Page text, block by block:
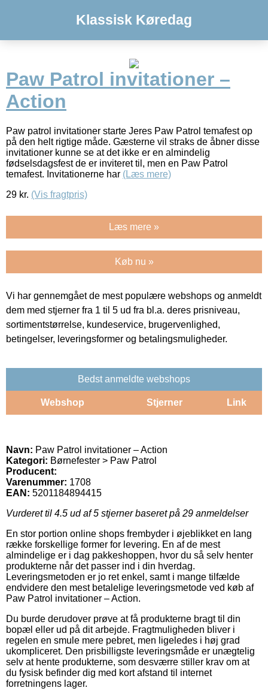
Klassisk Køredag
Paw Patrol invitationer –
Action
Paw patrol invitationer starte Jeres Paw Patrol temafest op
på den helt rigtige måde. Gæsterne vil straks de åbner disse
invitationer kunne se at det ikke er en almindelig
fødselsdagsfest de er inviteret til, men en Paw Patrol
temafest. Invitationerne har (Læs mere)
29 kr. (Vis fragtpris)
Læs mere »
Køb nu »
Vi har gennemgået de mest populære webshops og anmeldt
dem med stjerner fra 1 til 5 ud fra bl.a. deres prisniveau,
sortimentstørrelse, kundeservice, brugervenlighed,
betingelser, leveringsformer og betalingsmuligheder.
Bedst anmeldte webshops
Webshop Stjerner Link
Navn: Paw Patrol invitationer – Action
Kategori: Børnefester > Paw Patrol
Producent:
Varenummer: 1708
EAN: 5201184894415
Vurderet til 4.5 ud af 5 stjerner baseret på 29 anmeldelser
En stor portion online shops frembyder i øjeblikket en lang
række forskellige former for levering. En af de mest
almindelige er i dag pakkeshoppen, hvor du så selv henter
produkterne når det passer ind i din hverdag.
Leveringsmetoden er jo ret enkel, samt i mange tilfælde
endvidere den mest betalelige leveringsmetode ved køb af
Paw Patrol invitationer – Action.
Du burde derudover prøve at få produkterne bragt til din
bopæl eller ud på dit arbejde. Fragtmuligheden bliver i
regelen en smule mere pebret, men ligeledes i høj grad
ukompliceret. Den prisbilligste leveringsmåde er unægtelig
selv at hente produkterne, som desværre stiller krav om at
du fysisk befinder dig med kort afstand til internet
forretningens lager.